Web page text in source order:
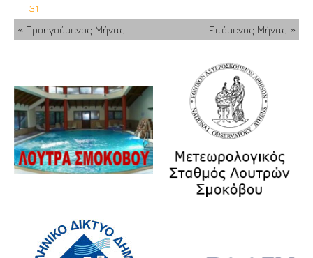
31
« Προηγούμενος Μήνας
Επόμενος Μήνας »